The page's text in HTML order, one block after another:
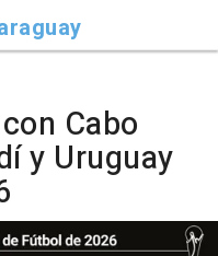
Cabo
y Uruguay